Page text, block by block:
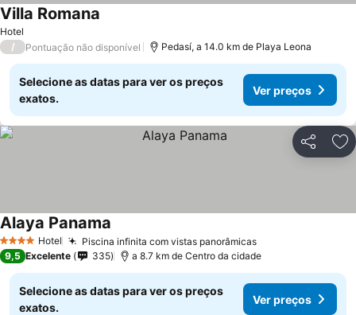
Hotel
Villa Romana
/ Pontuação não disponível Pedasí, a 14.0 km de Playa Leona
Selecione as datas para ver os preços
exatos.
Ver preços
Partilhar
4 EstrelasHotel Piscina infinita com vistas panorâmicasVer preços
Alaya Panama
9,5 Excelente 335 a 8.7 km de Centro da cidade
Selecione as datas para ver os preços
exatos.
Ver preços